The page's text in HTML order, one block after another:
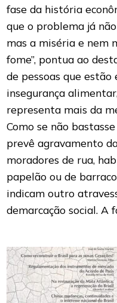
fase da história
que o problema já
mas a miséria e nem
fome”, pontua ao
de pessoas que
insegurança
representa mais da
Como se não
prevê agravamento
moradores de rua,
papelão ou de
indicam outro
demarcação social. A